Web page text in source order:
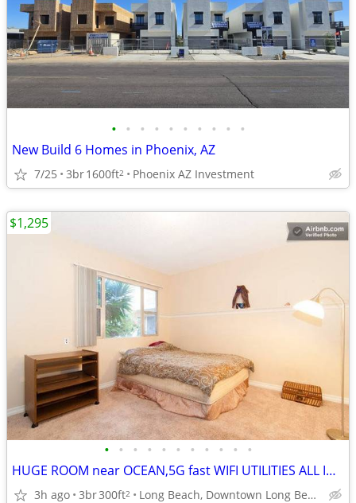
• • • • • • • • • •
New Build 6 Homes in Phoenix, AZ
7/25 3br1600ft2 Phoenix AZ Investment
• • • • • • • • • • •
HUGE ROOM near OCEAN,5G fast WIFI UTILITIES ALL INCLUDED.No Cred
3h ago 3br300ft2 Long Beach, Downtown Long Beach
$1,295